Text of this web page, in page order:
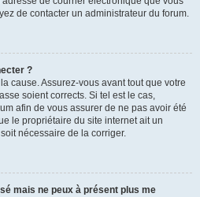
de contacter un administrateur du forum.
?
cause. Assurez-vous avant tout que votre
soient corrects. Si tel est le cas,
afin de vous assurer de ne pas avoir été
le propriétaire du site internet ait un
nécessaire de la corriger.
mais ne peux à présent plus me